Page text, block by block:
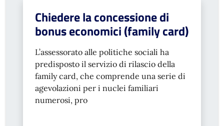
Chiedere la concessione di
bonus economici (family card)
L’assessorato alle politiche sociali ha
predisposto il servizio di rilascio della
family card, che comprende una serie di
agevolazioni per i nuclei familiari
numerosi, pro